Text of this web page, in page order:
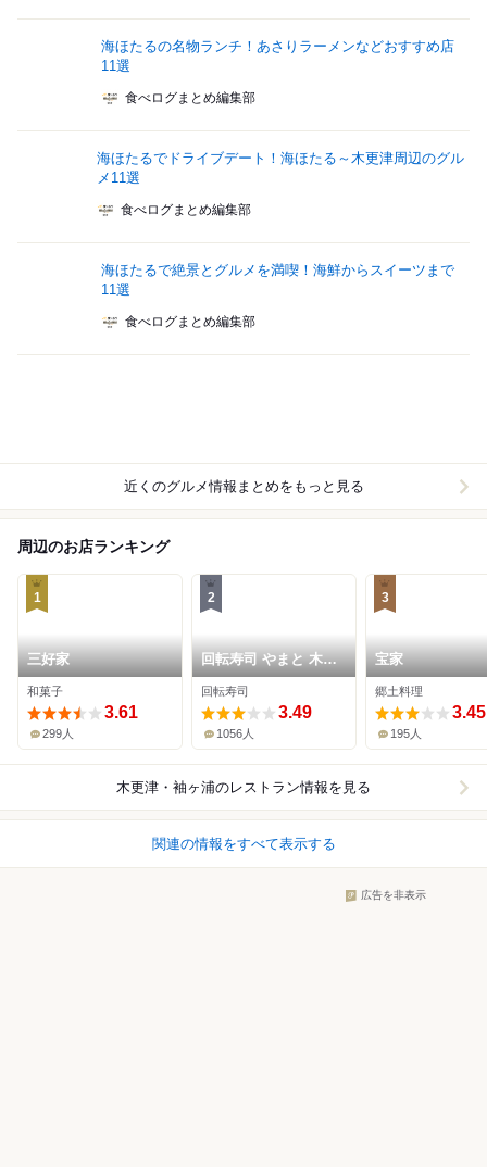
海ほたるの名物ランチ！あさりラーメンなどおすすめ店
11選
食べログまとめ編集部
海ほたるでドライブデート！海ほたる～木更津周辺のグル
メ11選
食べログまとめ編集部
海ほたるで絶景とグルメを満喫！海鮮からスイーツまで
11選
食べログまとめ編集部
近くのグルメ情報まとめをもっと見る
周辺のお店ランキング
1
三好家
和菓子
3.61
299人
2
回転寿司 やまと 木更
津店
回転寿司
3.49
1056人
3
宝家
郷土料理
3.45
195人
木更津・袖ヶ浦のレストラン情報を見る
関連の情報をすべて表示する
広告を非表示